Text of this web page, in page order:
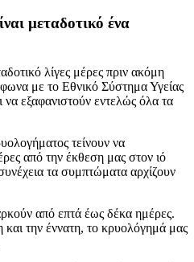
μεταδοτικό ένα
λίγες μέρες πριν ακόμη
με το Εθνικό Σύστημα Υγείας
εξαφανιστούν εντελώς όλα τα
τείνουν να
από την έκθεση μας στον ιό
τα συμπτώματα αρχίζουν
από επτά έως δέκα ημέρες.
και την έννατη, το κρυολόγημά μας